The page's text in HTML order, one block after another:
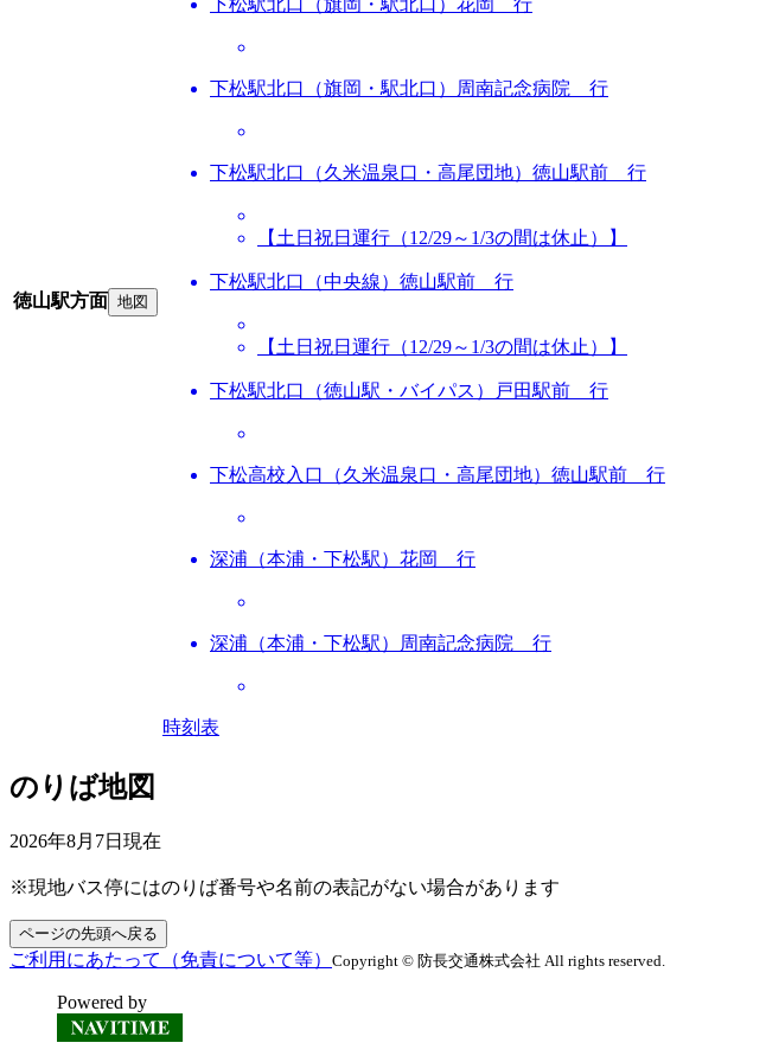
徳山駅方面 地図
下松駅北口（旗岡・駅北口）花岡 行
下松駅北口（旗岡・駅北口）周南記念病院 行
下松駅北口（久米温泉口・高尾団地）徳山駅前 行
【土日祝日運行（12/29～1/3の間は休止）】
下松駅北口（中央線）徳山駅前 行
【土日祝日運行（12/29～1/3の間は休止）】
下松駅北口（徳山駅・バイパス）戸田駅前 行
下松高校入口（久米温泉口・高尾団地）徳山駅前 行
深浦（本浦・下松駅）花岡 行
深浦（本浦・下松駅）周南記念病院 行
時刻表
のりば地図
2026年8月7日 現在
※現地バス停にはのりば番号や名前の表記がない場合があります
ページの先頭へ戻る
ご利用にあたって（免責について等） Copyright © 防長交通株式会社 All rights reserved.
Powered by